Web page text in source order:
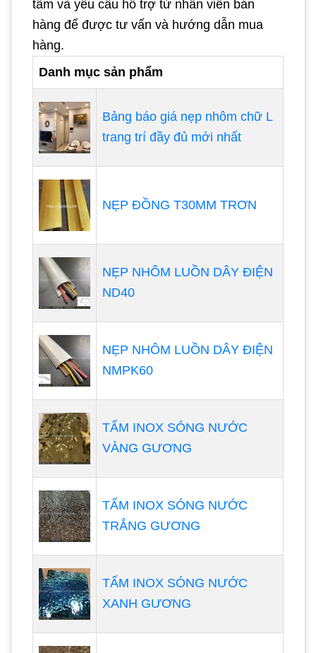
tâm và yêu cầu hỗ trợ từ nhân viên bán
hàng để được tư vấn và hướng dẫn mua
hàng.
Danh mục sản phẩm
Bảng báo giá nẹp nhôm chữ L
trang trí đầy đủ mới nhất
NẸP ĐỒNG T30MM TRƠN
NẸP NHÔM LUỒN DÂY ĐIỆN
ND40
NẸP NHÔM LUỒN DÂY ĐIỆN
NMPK60
TẤM INOX SÓNG NƯỚC
VÀNG GƯƠNG
TẤM INOX SÓNG NƯỚC
TRẮNG GƯƠNG
TẤM INOX SÓNG NƯỚC
XANH GƯƠNG